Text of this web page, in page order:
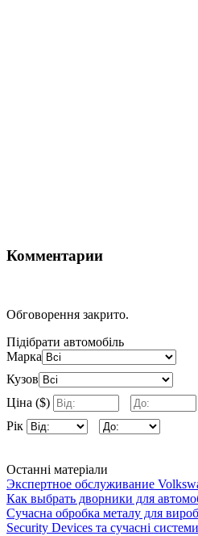
Комментарии
Обговорення закрито.
Підібрати автомобіль
Марка
Кузов
Ціна ($)
Рік
Останні матеріали
Экспертное обслуживание
Как выбрать дворники для
Сучасна обробка металу для
Security Devices та сучасні